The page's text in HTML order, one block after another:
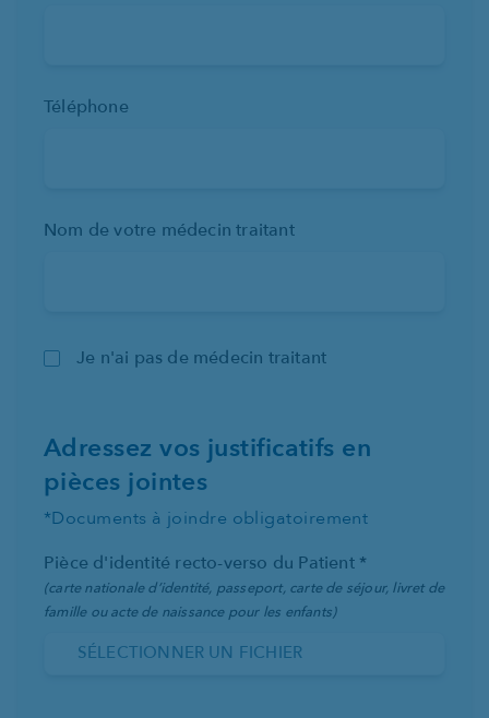
Téléphone
Nom de votre médecin traitant
Je n'ai pas de médecin traitant
Adressez vos justificatifs en
pièces jointes
*Documents à joindre obligatoirement
Pièce d'identité recto-verso du Patient *
(carte nationale d’identité, passeport, carte de séjour, livret de
famille ou acte de naissance pour les enfants)
SÉLECTIONNER UN FICHIER